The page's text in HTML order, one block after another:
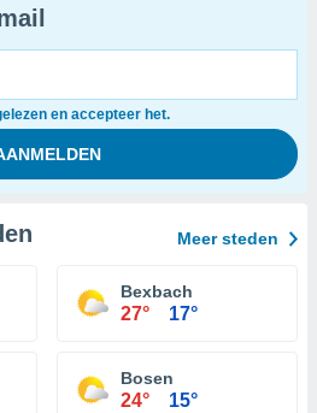
en accepteer het.
Meer steden
Bexbach
27° 17°
Bosen
24° 15°